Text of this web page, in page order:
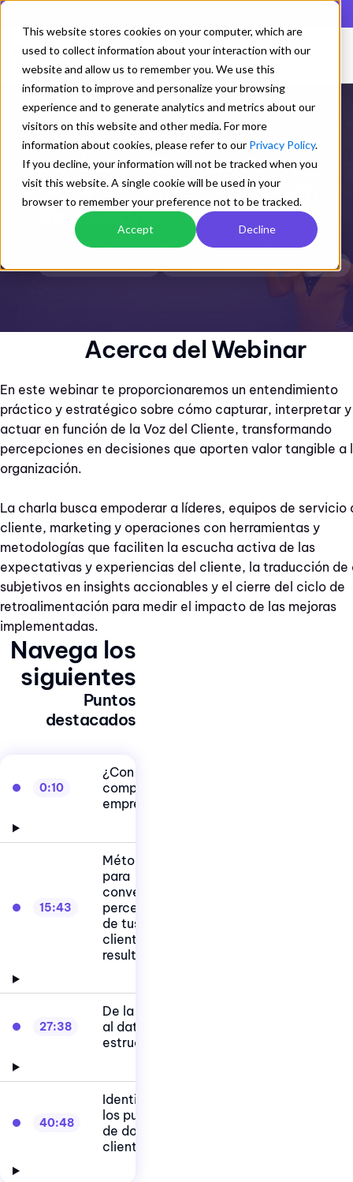
This website stores cookies on your computer, which are
used to collect information about your interaction with our
website and allow us to remember you. We use this
information to improve and personalize your browsing
experience and to generate analytics and metrics about our
visitors on this website and other media. For more
information about cookies, please refer to our Privacy Policy.
If you decline, your information will not be tracked when you
visit this website. A single cookie will be used in your
browser to remember your preference not to be tracked.
Accept Decline
Webinar
La Voz del Cliente: Cómo
Convertir la Percepción en
Resultados
cultura organizacional
Cultura de gestión
NPS
Acerca del Webinar
En este webinar te proporcionaremos un entendimiento
práctico y estratégico sobre cómo capturar, interpretar y
actuar en función de la Voz del Cliente, transformando
percepciones en decisiones que aporten valor tangible a
organización.
La charla busca empoderar a líderes, equipos de servicio
cliente, marketing y operaciones con herramientas y
metodologías que faciliten la escucha activa de las
expectativas y experiencias del cliente, la traducción de
subjetivos en insights accionables y el cierre del ciclo de
retroalimentación para medir el impacto de las mejoras
implementadas.
Navega los
siguientes
Puntos
destacados
0:10
¿Con qué
compite tu
empresa?
15:43
Métodos
para
convertir la
percepción
de tus
clientes en
resultados
27:38
De la opinión
al dato
estructurado
40:48
Identificar
los puntos
de dolor del
cliente